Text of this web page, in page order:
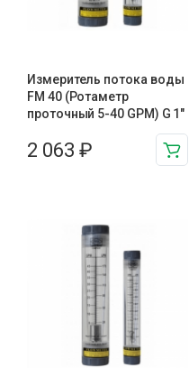
Измеритель потока воды
FM 40 (Ротаметр
проточный 5-40 GPM) G 1″
2 063 ₽